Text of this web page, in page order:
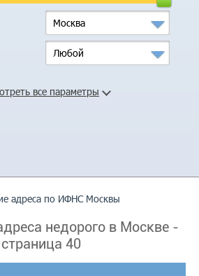
Москва
Любой
все параметры
адреса по ИФНС Москвы
недорого в Москве -
cтраница 40